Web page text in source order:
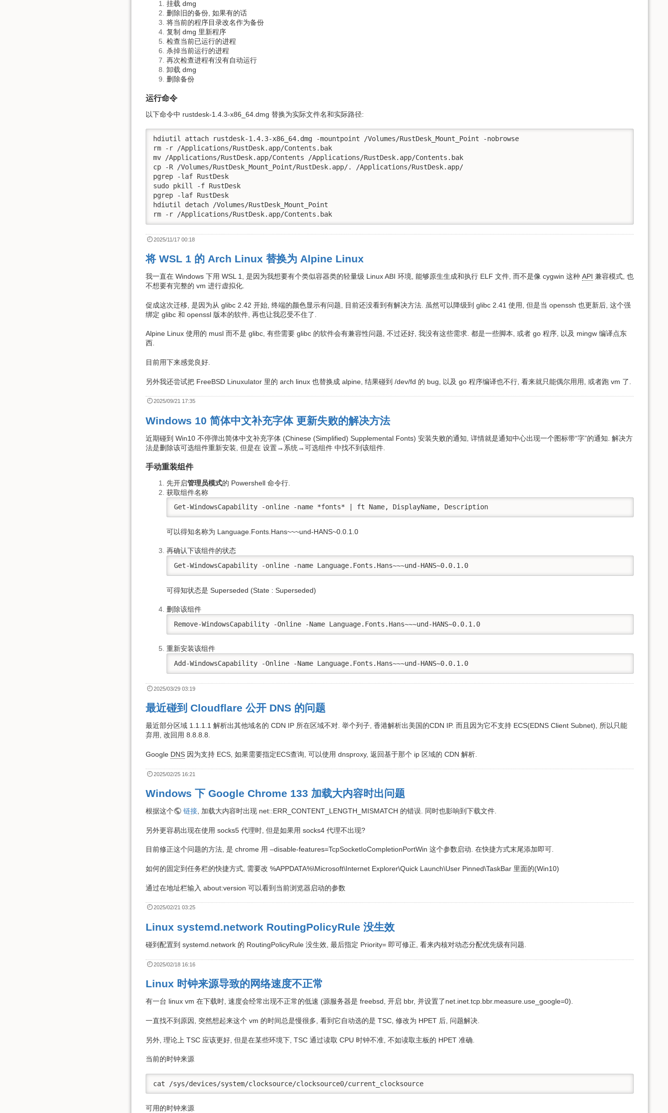
挂载 dmg
删除旧的备份, 如果有的话
将当前的程序目录改名作为备份
复制 dmg 里新程序
检查当前已运行的进程
杀掉当前运行的进程
再次检查进程有没有自动运行
卸载 dmg
删除备份
运行命令
以下命令中 rustdesk-1.4.3-x86_64.dmg 替换为实际文件名和实际路径:
hdiutil attach rustdesk-1.4.3-x86_64.dmg -mountpoint /Volumes/RustDesk_Mount_Point -nobrowse
rm -r /Applications/RustDesk.app/Contents.bak
mv /Applications/RustDesk.app/Contents /Applications/RustDesk.app/Contents.bak
cp -R /Volumes/RustDesk_Mount_Point/RustDesk.app/. /Applications/RustDesk.app/
pgrep -laf RustDesk
sudo pkill -f RustDesk
pgrep -laf RustDesk
hdiutil detach /Volumes/RustDesk_Mount_Point
rm -r /Applications/RustDesk.app/Contents.bak
2025/11/17 00:18
将 WSL 1 的 Arch Linux 替换为 Alpine Linux
我一直在 Windows 下用 WSL 1, 是因为我想要有个类似容器类的轻量级 Linux ABI 环境, 能够原生生成和执行 ELF 文件, 而不是像 cygwin 这种 API 兼容模式, 也
不想要有完整的 vm 进行虚拟化.
促成这次迁移, 是因为从 glibc 2.42 开始, 终端的颜色显示有问题, 目前还没看到有解决方法. 虽然可以降级到 glibc 2.41 使用, 但是当 openssh 也更新后, 这个强
绑定 glibc 和 openssl 版本的软件, 再也让我忍受不住了.
Alpine Linux 使用的 musl 而不是 glibc, 有些需要 glibc 的软件会有兼容性问题, 不过还好, 我没有这些需求. 都是一些脚本, 或者 go 程序, 以及 mingw 编译点东
西.
目前用下来感觉良好.
另外我还尝试把 FreeBSD Linuxulator 里的 arch linux 也替换成 alpine, 结果碰到 /dev/fd 的 bug, 以及 go 程序编译也不行, 看来就只能偶尔用用, 或者跑 vm 了.
2025/09/21 17:35
Windows 10 简体中文补充字体 更新失败的解决方法
近期碰到 Win10 不停弹出简体中文补充字体 (Chinese (Simplified) Supplemental Fonts) 安装失败的通知, 详情就是通知中心出现一个图标带“字”的通知. 解决方
法是删除该可选组件重新安装, 但是在 设置→系统→可选组件 中找不到该组件.
手动重装组件
先开启管理员模式的 Powershell 命令行.
获取组件名称
Get-WindowsCapability -online -name *fonts* | ft Name, DisplayName, Description
可以得知名称为 Language.Fonts.Hans~~~und-HANS~0.0.1.0
再确认下该组件的状态
Get-WindowsCapability -online -name Language.Fonts.Hans~~~und-HANS~0.0.1.0
可得知状态是 Superseded (State : Superseded)
删除该组件
Remove-WindowsCapability -Online -Name Language.Fonts.Hans~~~und-HANS~0.0.1.0
重新安装该组件
Add-WindowsCapability -Online -Name Language.Fonts.Hans~~~und-HANS~0.0.1.0
2025/03/29 03:19
最近碰到 Cloudflare 公开 DNS 的问题
最近部分区域 1.1.1.1 解析出其他域名的 CDN IP 所在区域不对. 举个列子, 香港解析出美国的CDN IP. 而且因为它不支持 ECS(EDNS Client Subnet), 所以只能
弃用, 改回用 8.8.8.8.
Google DNS 因为支持 ECS, 如果需要指定ECS查询, 可以使用 dnsproxy, 返回基于那个 ip 区域的 CDN 解析.
2025/02/25 16:21
Windows 下 Google Chrome 133 加载大内容时出问题
根据这个 链接, 加载大内容时出现 net::ERR_CONTENT_LENGTH_MISMATCH 的错误. 同时也影响到下载文件.
另外更容易出现在使用 socks5 代理时, 但是如果用 socks4 代理不出现?
目前修正这个问题的方法, 是 chrome 用 –disable-features=TcpSocketIoCompletionPortWin 这个参数启动. 在快捷方式末尾添加即可.
如何的固定到任务栏的快捷方式, 需要改 %APPDATA%\Microsoft\Internet Explorer\Quick Launch\User Pinned\TaskBar 里面的(Win10)
通过在地址栏输入 about:version 可以看到当前浏览器启动的参数
2025/02/21 03:25
Linux systemd.network RoutingPolicyRule 没生效
碰到配置到 systemd.network 的 RoutingPolicyRule 没生效, 最后指定 Priority= 即可修正, 看来内核对动态分配优先级有问题.
2025/02/18 16:16
Linux 时钟来源导致的网络速度不正常
有一台 linux vm 在下载时, 速度会经常出现不正常的低速 (源服务器是 freebsd, 开启 bbr, 并设置了net.inet.tcp.bbr.measure.use_google=0).
一直找不到原因, 突然想起来这个 vm 的时间总是慢很多, 看到它自动选的是 TSC, 修改为 HPET 后, 问题解决.
另外, 理论上 TSC 应该更好, 但是在某些环境下, TSC 通过读取 CPU 时钟不准, 不如读取主板的 HPET 准确.
当前的时钟来源
cat /sys/devices/system/clocksource/clocksource0/current_clocksource
可用的时钟来源